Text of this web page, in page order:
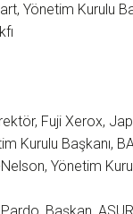
Yönetim Kurulu
Fuji Xerox,
Kurulu Başkanı,
Yönetim